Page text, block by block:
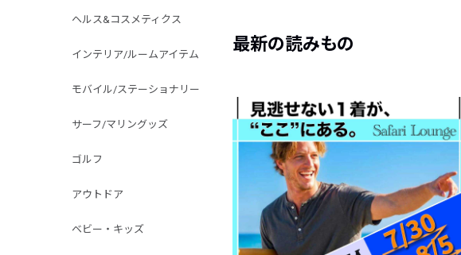
ヘルス&コスメティクス
インテリア/ルームアイテム
モバイル/ステーショナリー
サーフ/マリングッズ
ゴルフ
アウトドア
ベビー・キッズ
最新の読みもの